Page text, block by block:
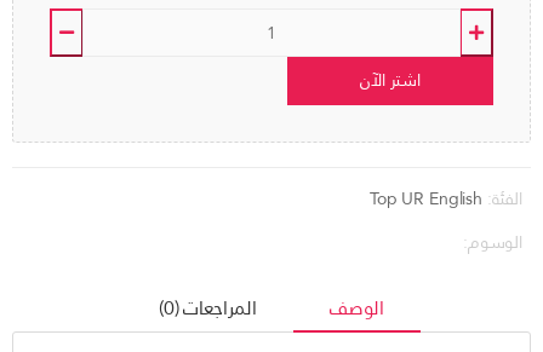
اشتر الآن
الفئة: Top UR English
الوسوم:
الوصف المراجعات (0)